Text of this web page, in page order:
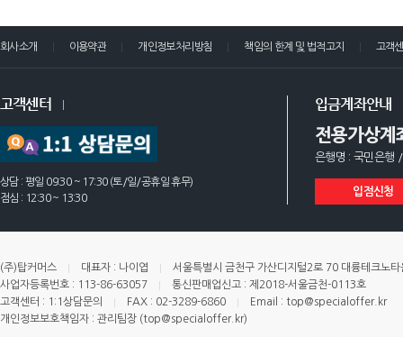
회사소개 이용약관 개인정보처리방침 책임의 한계 및 법적고지 고객
고객센터
상담 : 평일 09:30 ~ 17:30 (토/일/공휴일 휴무)
점심 : 12:30 ~ 13:30
입금계좌안내
전용가상계
은행명 : 국민은행
입점신청
(주)탑커머스 대표자 : 나이엽
서울특별시 금천구 가산디지털2로 70 대륭테크노
사업자등록번호 : 113-86-63057
통신판매업신고 : 제2018-서울금천-0113호
고객센터 : 1:1상담문의
FAX : 02-3289-6860
Email : top@specialoffer.kr
개인정보보호책임자 : 관리팀장 (top@specialoffer.kr)